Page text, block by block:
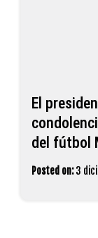
Buscar: